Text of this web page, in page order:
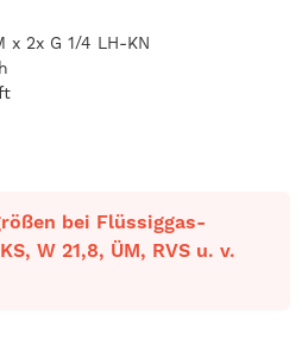
x 2x G 1/4 LH-KN
bei Flüssiggas-
W 21,8, ÜM, RVS u. v.